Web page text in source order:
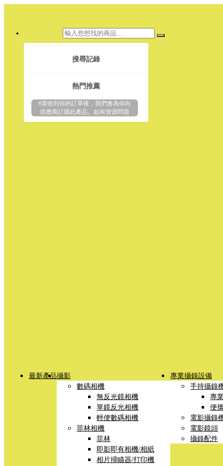
搜尋記錄
熱門推薦
#當收到你的訂單後，我們會為你向
供應商訂購此產品。如有貨源問題
最新產品攝影
數碼相機
無反光鏡相機
單鏡反光相機
輕便數碼相機
菲林相機
菲林
即影即有相機/相紙
相片掃瞄器/打印機
專業攝錄設備
手持攝錄
專
便
電影攝錄
電影鏡頭
攝錄配件